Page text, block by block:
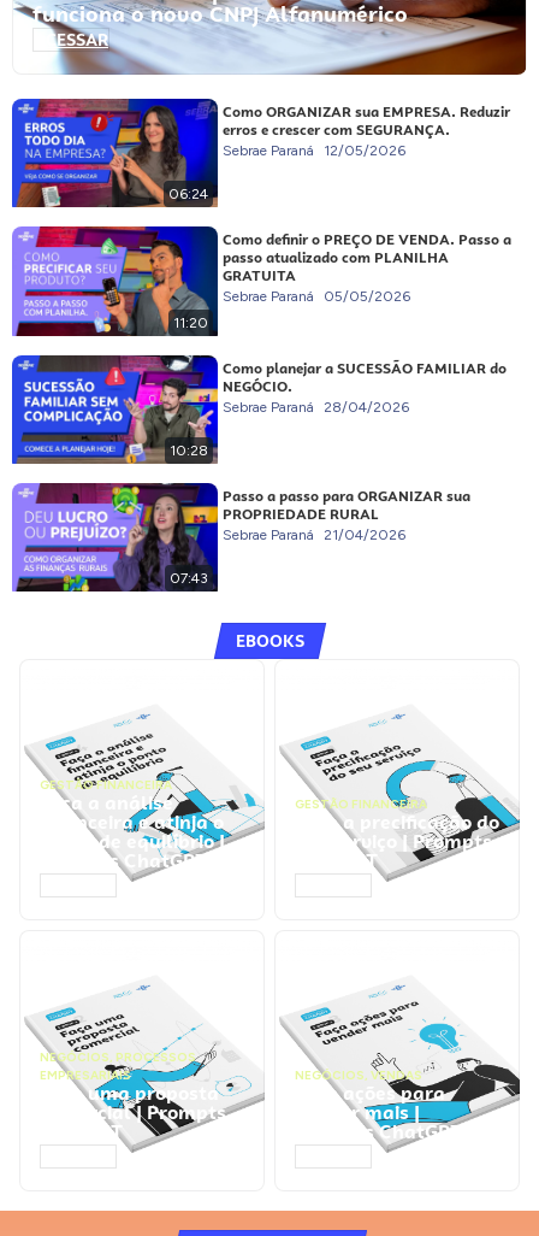
funciona o novo CNPJ Alfanumérico
ACESSAR
06:24
Como ORGANIZAR sua EMPRESA. Reduzir
erros e crescer com SEGURANÇA.
Sebrae Paraná 12/05/2026
11:20
Como definir o PREÇO DE VENDA. Passo a
passo atualizado com PLANILHA
GRATUITA
Sebrae Paraná 05/05/2026
10:28
Como planejar a SUCESSÃO FAMILIAR do
NEGÓCIO.
Sebrae Paraná 28/04/2026
07:43
Passo a passo para ORGANIZAR sua
PROPRIEDADE RURAL
Sebrae Paraná 21/04/2026
EBOOKS
GESTÃO FINANCEIRA
Faça a análise
financeira e atinja o
ponto de equilíbrio |
Prompts ChatGPT
GESTÃO FINANCEIRA
Faça a precificação do
seu serviço | Prompts
ChatGPT
NEGÓCIOS, PROCESSOS
EMPRESARIAIS
Faça uma proposta
comercial | Prompts
ChatGPT
NEGÓCIOS, VENDAS
Faça ações para
vender mais |
Prompts ChatGPT